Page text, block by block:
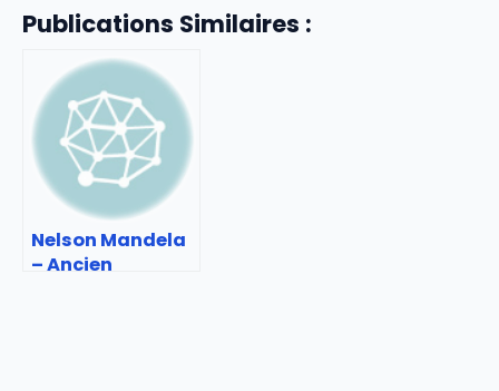
Publications Similaires :
Nelson Mandela
– Ancien